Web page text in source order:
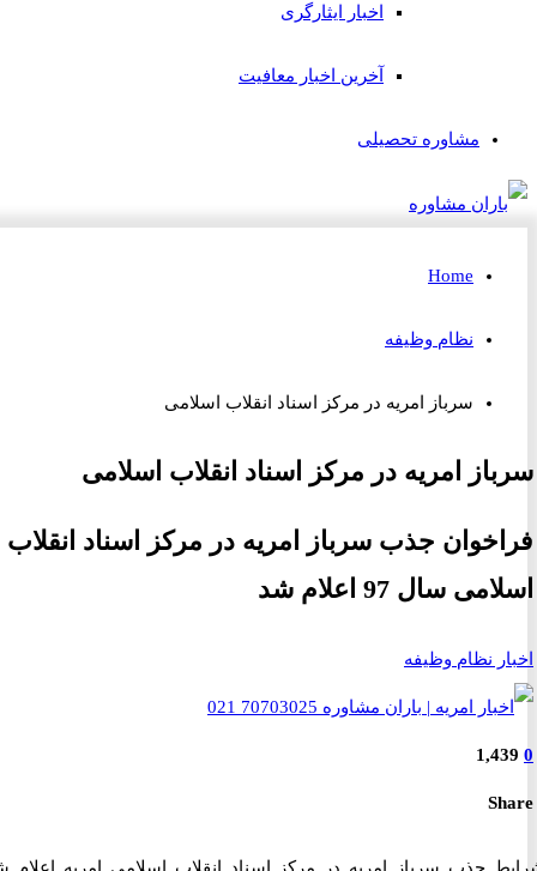
اخبار ایثارگری
آخرین اخبار معافیت
مشاوره تحصیلی
Home
نظام وظیفه
سرباز امریه در مرکز اسناد انقلاب اسلامی
امریه در مرکز اسناد انقلاب اسلامی
جذب سرباز امریه در مرکز اسناد انقلاب
سال 97 اعلام شد
نظام وظیفه